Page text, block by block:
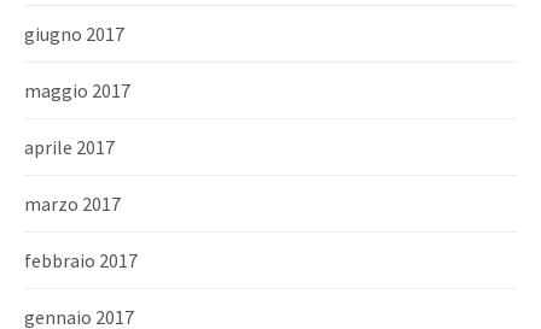
giugno 2017
maggio 2017
aprile 2017
marzo 2017
febbraio 2017
gennaio 2017